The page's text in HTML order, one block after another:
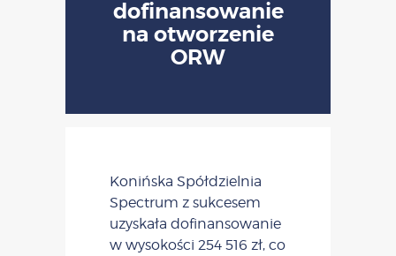
dofinansowanie
na otworzenie
ORW
​Konińska Spółdzielnia
Spectrum z sukcesem
uzyskała dofinansowanie
w wysokości 254 516 zł, co